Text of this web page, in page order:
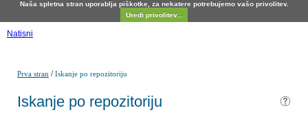
Naša spletna stran uporablja piškotke, za nekatere potrebujemo vašo privolitev.
Uredi privolitev...
Natisni
Prva stran /Iskanje po repozitoriju
Iskanje po repozitoriju